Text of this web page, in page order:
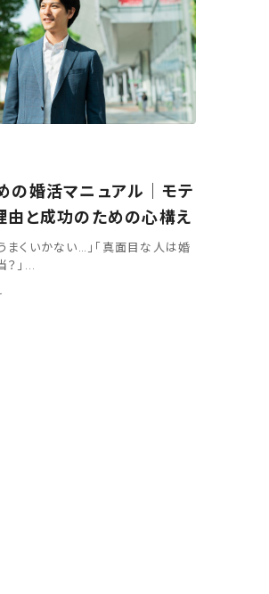
の婚活マニュアル│モテ
由と成功のための心構え
まくいかない…」「真面目な人は婚
」...